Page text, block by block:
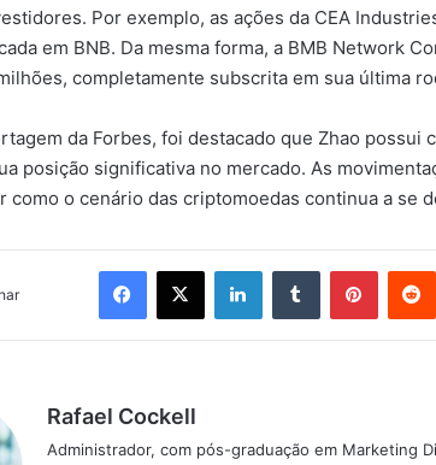
Por exemplo, as ações da CEA
em BNB. Da mesma forma, a BMB Network
completamente subscrita em sua última
da Forbes, foi destacado que Zhao possui
posição significativa no mercado. As
como o cenário das criptomoedas continua a se
Facebook
X LinkedinTumblr Pinterest
Rafael Cockell
Administrador, com pós-graduação em Marketing